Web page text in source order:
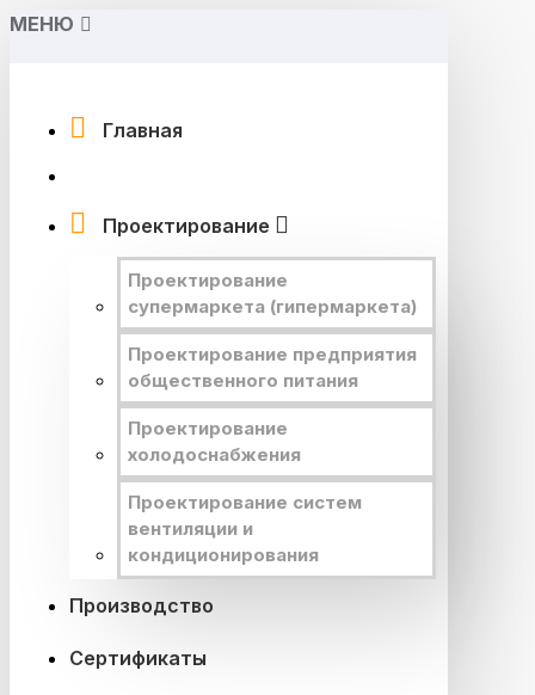
МЕНЮ
Главная
Проектирование
Проектирование
супермаркета (гипермаркета)
Проектирование предприятия
общественного питания
Проектирование
холодоснабжения
Проектирование систем
вентиляции и
кондиционирования
Производство
Сертификаты